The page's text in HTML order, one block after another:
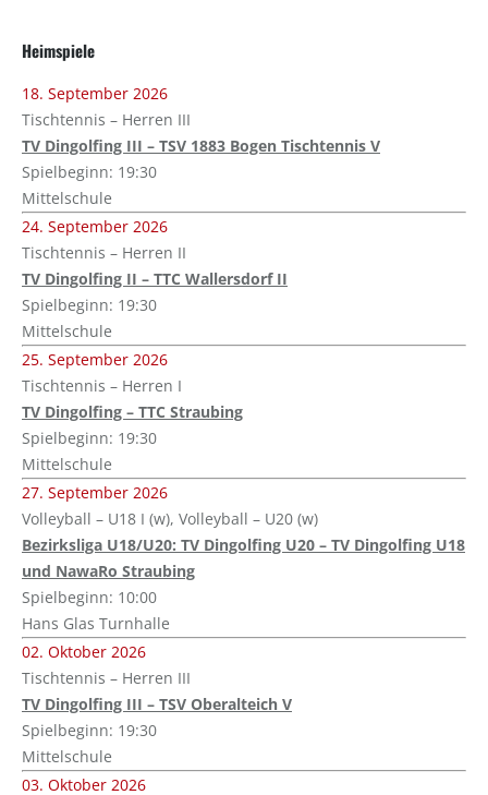
Heimspiele
18. September 2026
Tischtennis – Herren III
TV Dingolfing III – TSV 1883 Bogen Tischtennis V
Spielbeginn: 19:30
Mittelschule
24. September 2026
Tischtennis – Herren II
TV Dingolfing II – TTC Wallersdorf II
Spielbeginn: 19:30
Mittelschule
25. September 2026
Tischtennis – Herren I
TV Dingolfing – TTC Straubing
Spielbeginn: 19:30
Mittelschule
27. September 2026
Volleyball – U18 I (w), Volleyball – U20 (w)
Bezirksliga U18/U20: TV Dingolfing U20 – TV Dingolfing U18
und NawaRo Straubing
Spielbeginn: 10:00
Hans Glas Turnhalle
02. Oktober 2026
Tischtennis – Herren III
TV Dingolfing III – TSV Oberalteich V
Spielbeginn: 19:30
Mittelschule
03. Oktober 2026